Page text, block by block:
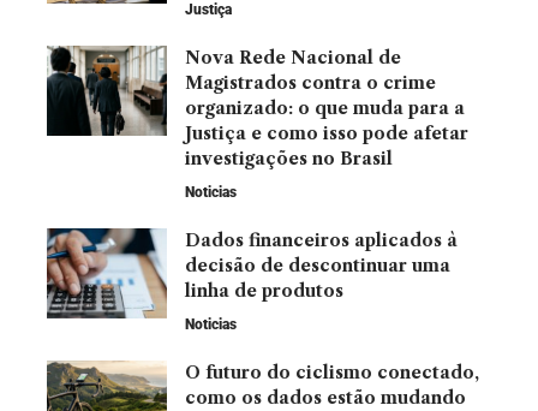
Justiça
Nova Rede Nacional de
Magistrados contra o crime
organizado: o que muda para a
Justiça e como isso pode afetar
investigações no Brasil
Noticias
Dados financeiros aplicados à
decisão de descontinuar uma
linha de produtos
Noticias
O futuro do ciclismo conectado,
como os dados estão mudando